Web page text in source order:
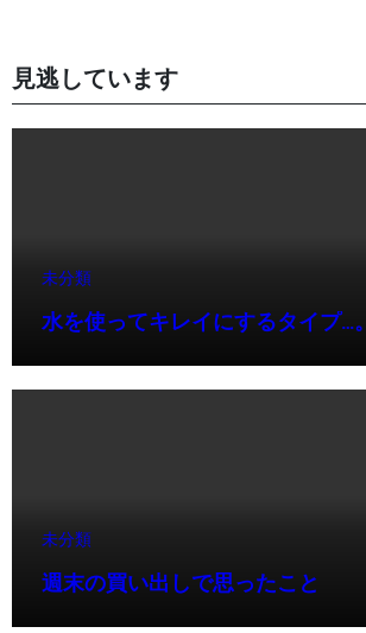
見逃しています
未分類
水を使ってキレイにするタイプ…。
未分類
週末の買い出しで思ったこと